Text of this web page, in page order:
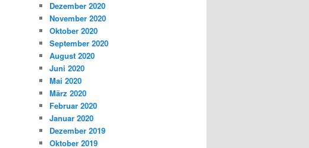
Dezember 2020
November 2020
Oktober 2020
September 2020
August 2020
Juni 2020
Mai 2020
März 2020
Februar 2020
Januar 2020
Dezember 2019
Oktober 2019